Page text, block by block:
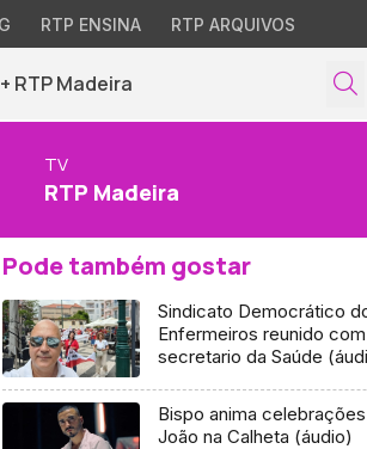
RTP ENSINA RTP ARQUIVOS
+ RTP Madeira
TV
RTP Madeira
Pode também gostar
Sindicato Democrático
Enfermeiros reunido
secretario da Saúde
Bispo anima
João na Calheta (áudio)